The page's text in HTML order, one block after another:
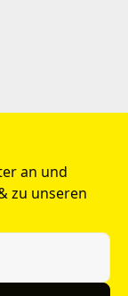
an und
zu unseren